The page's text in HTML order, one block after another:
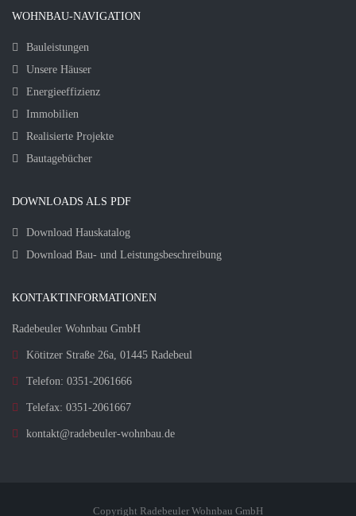
WOHNBAU-NAVIGATION
Bauleistungen
Unsere Häuser
Energieeffizienz
Immobilien
Realisierte Projekte
Bautagebücher
DOWNLOADS ALS PDF
Download Hauskatalog
Download Bau- und Leistungsbeschreibung
KONTAKTINFORMATIONEN
Radebeuler Wohnbau GmbH
Kötitzer Straße 26a, 01445 Radebeul
Telefon: 0351-2061666
Telefax: 0351-2061667
kontakt@radebeuler-wohnbau.de
Copyright Radebeuler Wohnbau GmbH